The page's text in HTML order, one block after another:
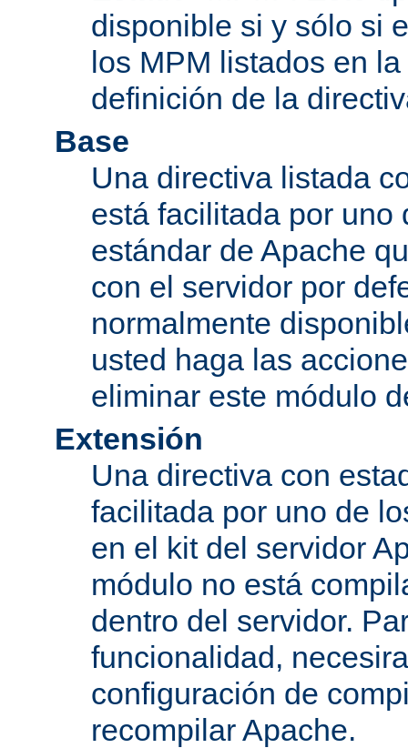
disponible si y sólo si
los MPM listados en
definición de la
Base
Una directiva listada
está facilitada por uno
estándar de Apache
con el servidor por
normalmente
usted haga las
eliminar este módulo
Extensión
Una directiva con
facilitada por uno de
en el kit del servidor
módulo no está
dentro del servidor.
funcionalidad,
configuración de
recompilar Apache.